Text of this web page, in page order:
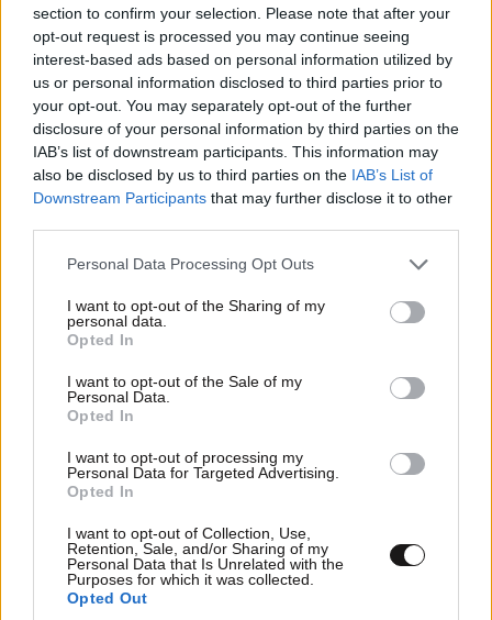
section to confirm your selection. Please note that after your
opt-out request is processed you may continue seeing
interest-based ads based on personal information utilized by
us or personal information disclosed to third parties prior to
your opt-out. You may separately opt-out of the further
disclosure of your personal information by third parties on the
IAB’s list of downstream participants. This information may
also be disclosed by us to third parties on the IAB’s List of
Downstream Participants that may further disclose it to other
Please note that this website/app uses one or more Google
not limited to your visit or usage behaviour. You may click to
grant or deny consent to Google and its third-party tags to
use your data for below specified purposes in below Google
consent section.
Personal Data Processing Opt Outs
I want to opt-out of the Sharing of my
personal data.
Opted In
I want to opt-out of the Sale of my
Personal Data.
Opted In
I want to opt-out of processing my
Personal Data for Targeted Advertising.
Opted In
I want to opt-out of Collection, Use,
Retention, Sale, and/or Sharing of my
Personal Data that Is Unrelated with the
Purposes for which it was collected.
Opted Out
09·08·2026 09:30
Οι 5 ασκήσεις που πρέπει να κάνετε για μια ζωή